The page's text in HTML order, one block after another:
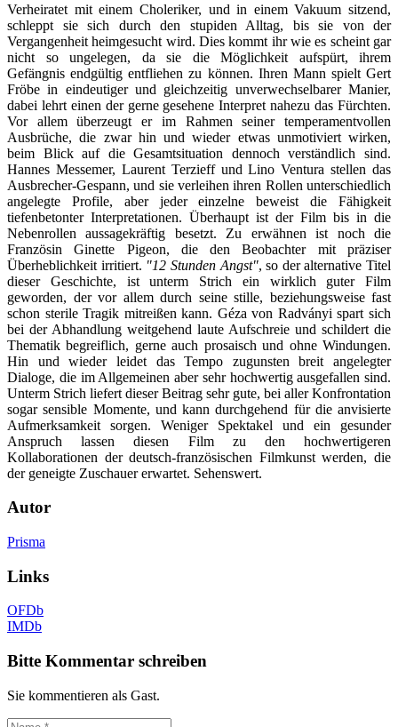
Verheiratet mit einem Choleriker, und in einem Vakuum sitzend,
schleppt sie sich durch den stupiden Alltag, bis sie von der
Vergangenheit heimgesucht wird. Dies kommt ihr wie es scheint gar
nicht so ungelegen, da sie die Möglichkeit aufspürt, ihrem
Gefängnis endgültig entfliehen zu können. Ihren Mann spielt Gert
Fröbe in eindeutiger und gleichzeitig unverwechselbarer Manier,
dabei lehrt einen der gerne gesehene Interpret nahezu das Fürchten.
Vor allem überzeugt er im Rahmen seiner temperamentvollen
Ausbrüche, die zwar hin und wieder etwas unmotiviert wirken,
beim Blick auf die Gesamtsituation dennoch verständlich sind.
Hannes Messemer, Laurent Terzieff und Lino Ventura stellen das
Ausbrecher-Gespann, und sie verleihen ihren Rollen unterschiedlich
angelegte Profile, aber jeder einzelne beweist die Fähigkeit
tiefenbetonter Interpretationen. Überhaupt ist der Film bis in die
Nebenrollen aussagekräftig besetzt. Zu erwähnen ist noch die
Französin Ginette Pigeon, die den Beobachter mit präziser
Überheblichkeit irritiert. "12 Stunden Angst", so der alternative Titel
dieser Geschichte, ist unterm Strich ein wirklich guter Film
geworden, der vor allem durch seine stille, beziehungsweise fast
schon sterile Tragik mitreißen kann. Géza von Radványi spart sich
bei der Abhandlung weitgehend laute Aufschreie und schildert die
Thematik begreiflich, gerne auch prosaisch und ohne Windungen.
Hin und wieder leidet das Tempo zugunsten breit angelegter
Dialoge, die im Allgemeinen aber sehr hochwertig ausgefallen sind.
Unterm Strich liefert dieser Beitrag sehr gute, bei aller Konfrontation
sogar sensible Momente, und kann durchgehend für die anvisierte
Aufmerksamkeit sorgen. Weniger Spektakel und ein gesunder
Anspruch lassen diesen Film zu den hochwertigeren
Kollaborationen der deutsch-französischen Filmkunst werden, die
der geneigte Zuschauer erwartet. Sehenswert.
Autor
Prisma
Links
OFDb
IMDb
Bitte Kommentar schreiben
Sie kommentieren als Gast.